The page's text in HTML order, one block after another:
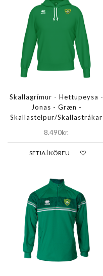
Skallagrímur - Hettupeysa -
Jonas - Græn -
Skallastelpur/Skallastrákar
8.490kr.
SETJA Í KÖRFU